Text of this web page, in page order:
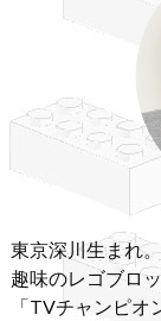
東京深川生まれ
趣味のレゴブロ
「TVチャンピオ